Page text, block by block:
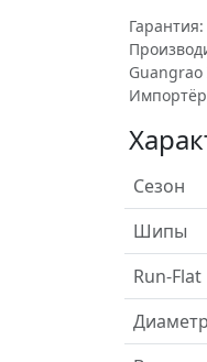
Сезон
Шипы
Run-Flat
Диаметр